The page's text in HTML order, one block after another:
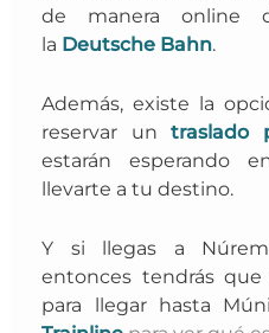
de manera online
la Deutsche Bahn.
Además,existe la
reservar untraslado
estarán esperando
llevarte a tu destino.
Y si llegas a
entonces tendrás
para llegar hasta